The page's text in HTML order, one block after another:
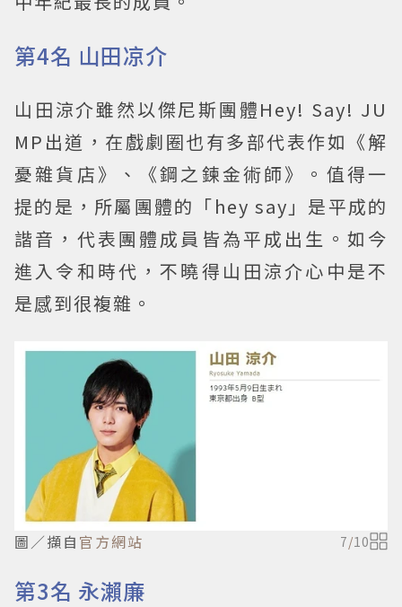
第4名 山田凉介
山田涼介雖然以傑尼斯團體Hey! Say! JU
MP出道，在戲劇圈也有多部代表作如《解
憂雜貨店》、《鋼之鍊金術師》。值得一
提的是，所屬團體的「hey say」是平成的
諧音，代表團體成員皆為平成出生。如今
進入令和時代，不曉得山田涼介心中是不
是感到很複雜。
圖／擷自 官方網站 7/10
第3名 永瀨廉